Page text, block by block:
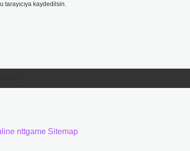
tarayıcıya kaydedilsin.
nttgame Sitemap